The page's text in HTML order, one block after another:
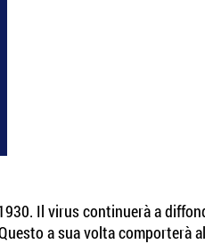
Il virus continuerà a
a sua volta comporterà